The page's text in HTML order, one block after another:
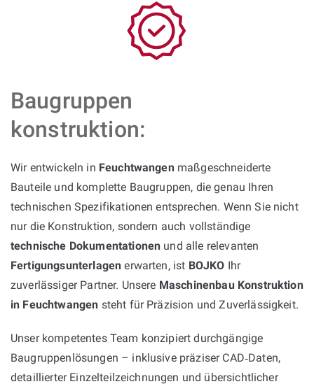
Baugruppen
konstruktion:
Wir entwickeln in Feuchtwangenmaßgeschneiderte
Bauteile und komplette Baugruppen, die genau Ihren
technischen Spezifikationen entsprechen. Wenn Sie nicht
nur die Konstruktion, sondern auch vollständige
technische Dokumentationen und alle relevanten
Fertigungsunterlagen erwarten, ist BOJKO Ihr
zuverlässiger Partner. Unsere Maschinenbau Konstruktion
in Feuchtwangen steht für Präzision und Zuverlässigkeit.
Unser kompetentes Team konzipiert durchgängige
Baugruppenlösungen – inklusive präziser CAD‑Daten,
detaillierter Einzelteilzeichnungen und übersichtlicher